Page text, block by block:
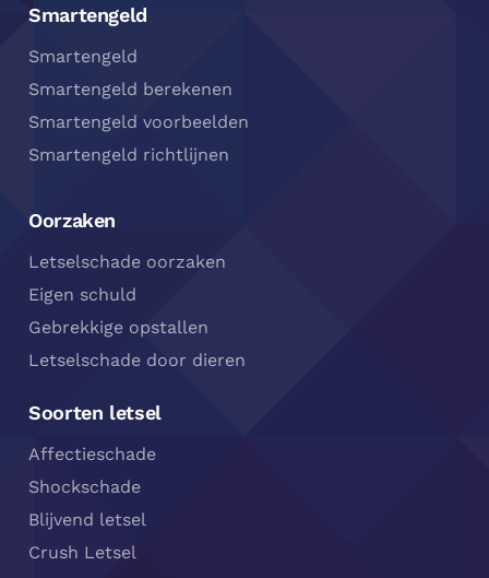
Smartengeld
Smartengeld
Smartengeld berekenen
Smartengeld voorbeelden
Smartengeld richtlijnen
Oorzaken
Letselschade oorzaken
Eigen schuld
Gebrekkige opstallen
Letselschade door dieren
Soorten letsel
Affectieschade
Shockschade
Blijvend letsel
Crush Letsel